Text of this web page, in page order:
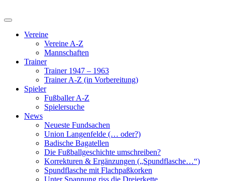
Vereine
Vereine A-Z
Mannschaften
Trainer
Trainer 1947 – 1963
Trainer A-Z (in Vorbereitung)
Spieler
Fußballer A-Z
Spielersuche
News
Neueste Fundsachen
Union Langenfelde (… oder?)
Badische Bagatellen
Die Fußballgeschichte umschreiben?
Korrekturen & Ergänzungen („Spundflasche…“)
Spundflasche mit Flachpaßkorken
Unter Spannung riss die Dreierkette